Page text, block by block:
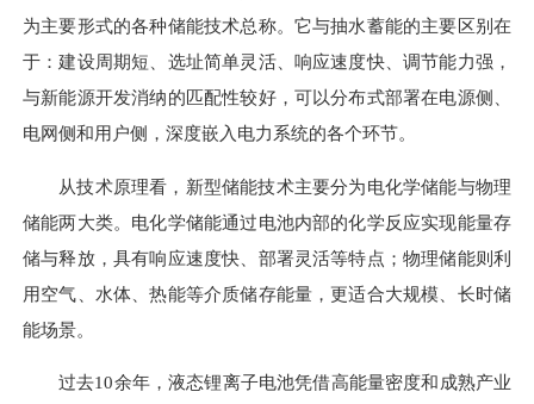
为主要形式的各种储能技术总称。它与抽水蓄能的主要区别在
于：建设周期短、选址简单灵活、响应速度快、调节能力强，
与新能源开发消纳的匹配性较好，可以分布式部署在电源侧、
电网侧和用户侧，深度嵌入电力系统的各个环节。
从技术原理看，新型储能技术主要分为电化学储能与物理
储能两大类。电化学储能通过电池内部的化学反应实现能量存
储与释放，具有响应速度快、部署灵活等特点；物理储能则利
用空气、水体、热能等介质储存能量，更适合大规模、长时储
能场景。
过去10余年，液态锂离子电池凭借高能量密度和成熟产业